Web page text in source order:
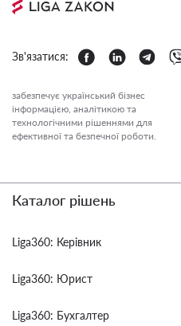
Зв'язатися:
забезпечує український бізнес
інформацією, аналітикою та
технологічними рішеннями для
ефективної та безпечної роботи.
Каталог рішень
Liga360: Керівник
Liga360: Юрист
Liga360: Бухгалтер